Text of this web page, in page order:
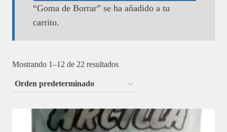
“Goma de Borrar” se ha añadido a tu
carrito.
Mostrando 1–12 de 22 resultados